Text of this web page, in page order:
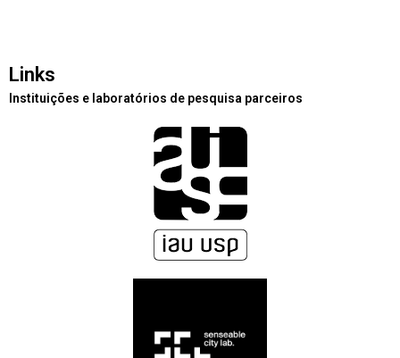
Links
Instituições e laboratórios de pesquisa parceiros